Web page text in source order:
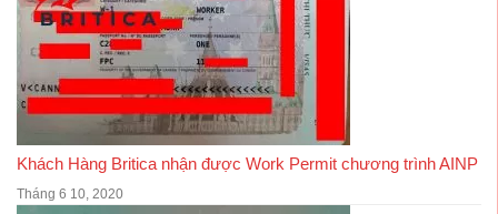
Khách Hàng Britica nhận được Work Permit chương trình AINP
Tháng 6 10, 2020